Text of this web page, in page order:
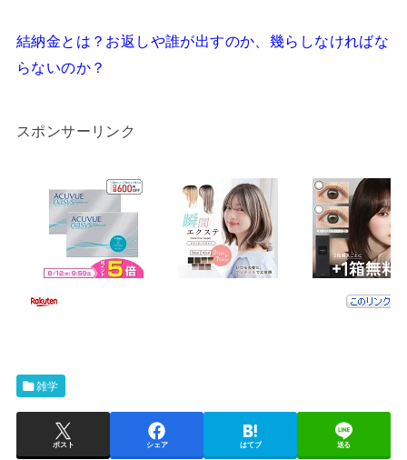
結納金とは？お返しや誰が出すのか、幾らしなければな
らないのか？
スポンサーリンク
雑学
ポスト シェア はてブ 送る